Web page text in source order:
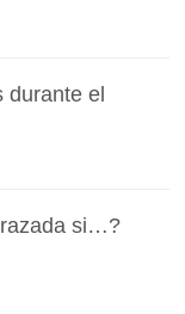
durante el
si…?